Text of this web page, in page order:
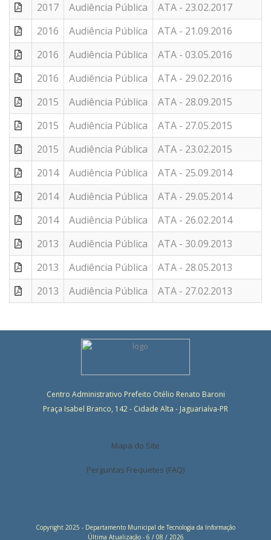
2017
Audiência Pública
ATA - 23.02.2017
2016
Audiência Pública
ATA - 21.09.2016
2016
Audiência Pública
ATA - 03.05.2016
2016
Audiência Pública
ATA - 29.02.2016
2015
Audiência Pública
ATA - 28.09.2015
2015
Audiência Pública
ATA - 27.05.2015
2015
Audiência Pública
ATA - 23.02.2015
2014
Audiência Pública
ATA - 25.09.2014
2014
Audiência Pública
ATA - 29.05.2014
2014
Audiência Pública
ATA - 26.02.2014
2013
Audiência Pública
ATA - 30.09.2013
2013
Audiência Pública
ATA - 28.05.2013
2013
Audiência Pública ATA - 27.02.2013
Centro Administrativo Prefeito Otélio Renato Baroni
Praça Isabel Branco, 142 - Cidade Alta - Jaguariaíva-PR
Mapa do Site
Perguntas Frequetes (FAQ)
Copyright 2025 - Departamento Municipal de Tecnologia da Informação
Última Atualização - 6 / 08 / 2026